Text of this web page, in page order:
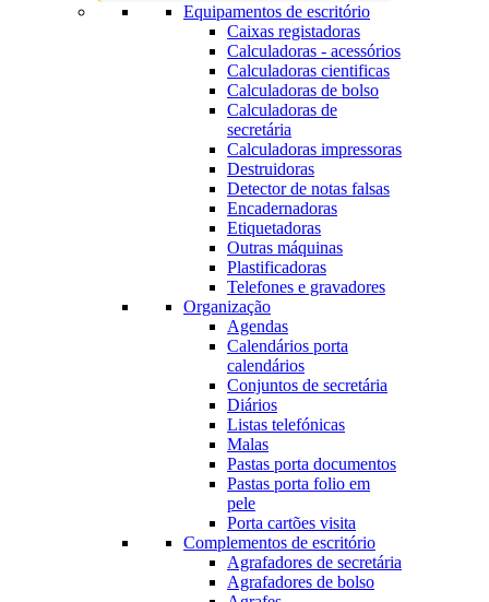
Equipamentos de escritório
Caixas registadoras
Calculadoras - acessórios
Calculadoras cientificas
Calculadoras de bolso
Calculadoras de
secretária
Calculadoras impressoras
Destruidoras
Detector de notas falsas
Encadernadoras
Etiquetadoras
Outras máquinas
Plastificadoras
Telefones e gravadores
Organização
Agendas
Calendários porta
calendários
Conjuntos de secretária
Diários
Listas telefónicas
Malas
Pastas porta documentos
Pastas porta folio em
pele
Porta cartões visita
Complementos de escritório
Agrafadores de secretária
Agrafadores de bolso